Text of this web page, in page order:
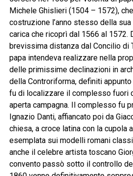
Michele Ghislieri (1504 – 1572),
costruzione l’anno stesso della
carica che ricoprì dal 1566 al 1572.
brevissima distanza dal Concilio di
papa intendeva realizzare nella
delle primissime declinazioni in
della Controriforma, definiti
fu di localizzare il complesso fuori
aperta campagna. Il complesso fu
Ignazio Danti, affiancato poi da
chiesa, a croce latina con la cupola
esemplata sui modelli romani
anche il celebre artista toscano
convento passò sotto il controllo